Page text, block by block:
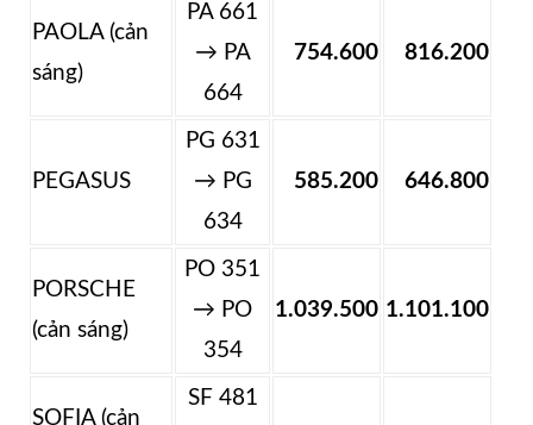
PAOLA (cản
sáng)
PA 661
→ PA
664
754.600 816.200
PEGASUS
PG 631
→ PG
634
585.200 646.800
PORSCHE
(cản sáng)
PO 351
→ PO
354
1.039.500 1.101.100
SOFIA (cản
SF 481